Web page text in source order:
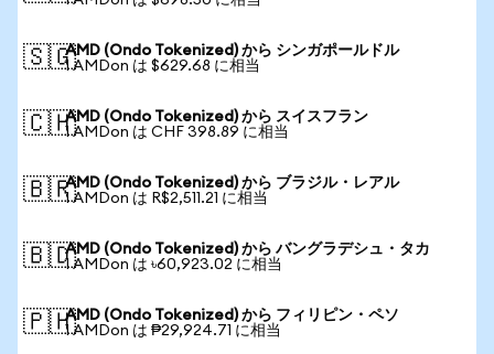
🇸🇬AMD (Ondo Tokenized) から シンガポールドル
1 AMDon は $629.68 に相当
🇨🇭AMD (Ondo Tokenized) から スイスフラン
1 AMDon は CHF 398.89 に相当
🇧🇷AMD (Ondo Tokenized) から ブラジル・レアル
1 AMDon は R$2,511.21 に相当
🇧🇩AMD (Ondo Tokenized) から バングラデシュ・タカ
1 AMDon は ৳60,923.02 に相当
🇵🇭AMD (Ondo Tokenized) から フィリピン・ペソ
1 AMDon は ₱29,924.71 に相当